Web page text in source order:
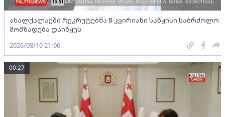
ახალქალაქში რეკრუტებმა 8-კვირიანი საწყისი საბრძოლო
მომზადება დაიწყეს
2026/08/10 21:06
00:27